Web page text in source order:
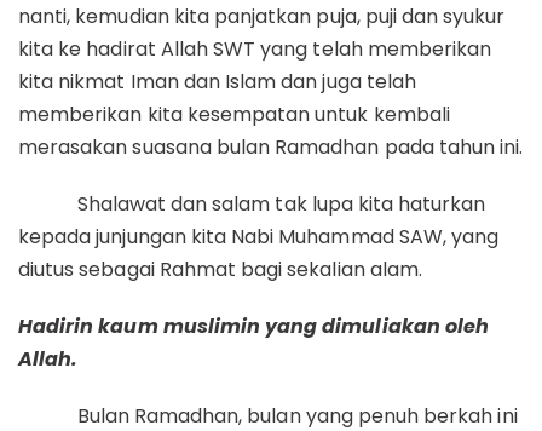
nanti, kemudian kita panjatkan puja, puji dan syukur
kita ke hadirat Allah SWT yang telah memberikan
kita nikmat Iman dan Islam dan juga telah
memberikan kita kesempatan untuk kembali
merasakan suasana bulan Ramadhan pada tahun ini.
Shalawat dan salam tak lupa kita haturkan
kepada junjungan kita Nabi Muhammad SAW, yang
diutus sebagai Rahmat bagi sekalian alam.
Hadirin kaum muslimin yang dimuliakan oleh
Allah.
Bulan Ramadhan, bulan yang penuh berkah ini